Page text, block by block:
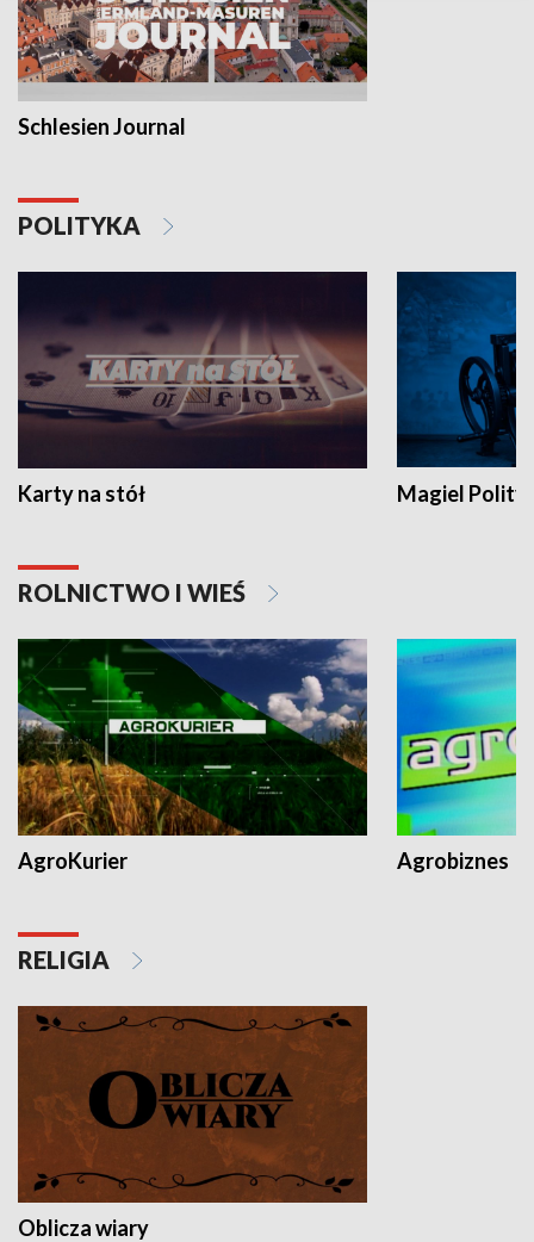
Schlesien Journal
POLITYKA
Karty na stół Magiel
ROLNICTWO I WIEŚ
AgroKurier Agrobiznes
RELIGIA
Oblicza wiary